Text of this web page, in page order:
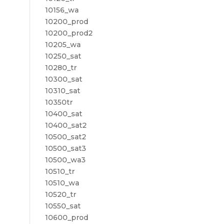
10156_wa
10200_prod
10200_prod2
10205_wa
10250_sat
10280_tr
10300_sat
10310_sat
10350tr
10400_sat
10400_sat2
10500_sat2
10500_sat3
10500_wa3
10510_tr
10510_wa
10520_tr
10550_sat
10600_prod